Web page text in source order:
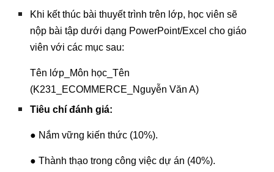
Khi kết thúc bài thuyết trình trên lớp, học viên sẽ
nộp bài tập dưới dạng PowerPoint/Excel cho giáo
viên với các mục sau:
Tên lớp_Môn học_Tên
(K231_ ECOMMERCE _Nguyễn Văn A)
Tiêu chí đánh giá:
● Nắm vững kiến thức (10%).
● Thành thạo trong công việc dự án (40%).